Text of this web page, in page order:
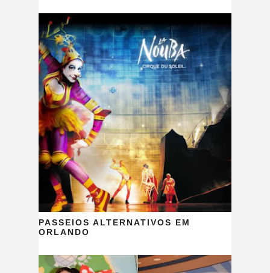
PASSEIOS ALTERNATIVOS EM
ORLANDO